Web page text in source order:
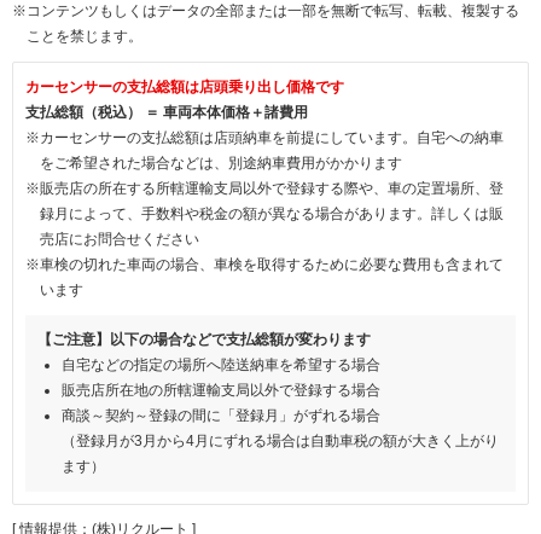
※コンテンツもしくはデータの全部または一部を無断で転写、転載、複製する
ことを禁じます。
カーセンサーの支払総額は店頭乗り出し価格です
支払総額（税込） ＝ 車両本体価格＋諸費用
※カーセンサーの支払総額は店頭納車を前提にしています。自宅への納車
をご希望された場合などは、別途納車費用がかかります
※販売店の所在する所轄運輸支局以外で登録する際や、車の定置場所、登
録月によって、手数料や税金の額が異なる場合があります。詳しくは販
売店にお問合せください
※車検の切れた車両の場合、車検を取得するために必要な費用も含まれて
います
【ご注意】以下の場合などで支払総額が変わります
自宅などの指定の場所へ陸送納車を希望する場合
販売店所在地の所轄運輸支局以外で登録する場合
商談～契約～登録の間に「登録月」がずれる場合
（登録月が3月から4月にずれる場合は自動車税の額が大きく上がり
ます）
[ 情報提供：(株)リクルート ]